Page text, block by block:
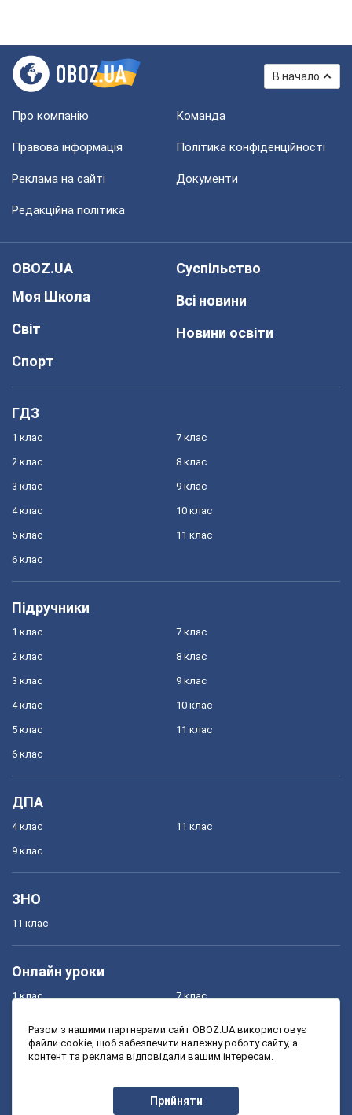
В начало
Про компанію Команда
Правова інформація Політика конфіденційності
Реклама на сайті Документи
Редакційна політика
OBOZ.UA
Моя Школа
Світ
Спорт
Суспільство
Всі новини
Новини освіти
ГДЗ
1 клас
2 клас
3 клас
4 клас
5 клас
6 клас
7 клас
8 клас
9 клас
10 клас
11 клас
Підручники
1 клас
2 клас
3 клас
4 клас
5 клас
6 клас
7 клас
8 клас
9 клас
10 клас
11 клас
ДПА
4 клас
9 клас
11 клас
ЗНО
11 клас
Онлайн уроки
1 клас
3 клас
7 клас
9 клас
Разом з нашими партнерами сайт OBOZ.UA використовує
файли cookie, щоб забезпечити належну роботу сайту, а
контент та реклама відповідали вашим інтересам.
Прийняти